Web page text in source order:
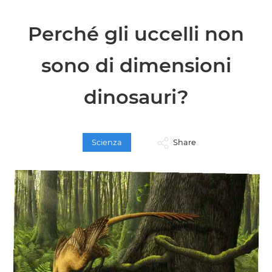
Perché gli uccelli non
sono di dimensioni
dinosauri?
Scienza Share